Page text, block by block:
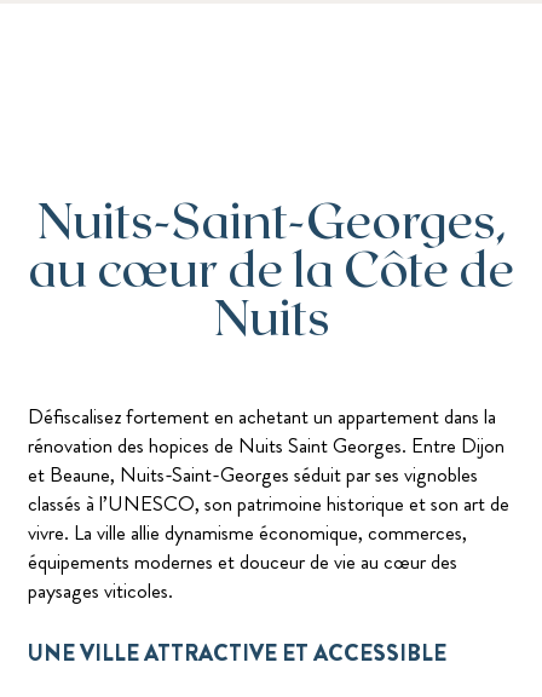
Nuits-Saint-Georges,
au cœur de la Côte de
Nuits
Défiscalisez fortement en achetant un appartement dans la
rénovation des hopices de Nuits Saint Georges. Entre Dijon
et Beaune, Nuits-Saint-Georges séduit par ses vignobles
classés à l’UNESCO, son patrimoine historique et son art de
vivre. La ville allie dynamisme économique, commerces,
équipements modernes et douceur de vie au cœur des
paysages viticoles.
UNE VILLE ATTRACTIVE ET ACCESSIBLE